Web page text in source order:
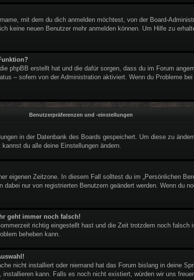
mit dem du dich anmelden möchtest, von der Board-
keine neuen Benutzer mehr anmelden können. Um Hilfe zu
phpBB erstellt hat und die dafür sorgen, dass du im Forum
– sofern von der Administration aktiviert. Wenn du Probleme
Benutzerpräferenzen und -einstellungen
in der Datenbank des Boards gespeichert. Um diese zu
du alle deine Einstellungen ändern.
eigenen Zeitzone. In diesem Fall solltest du im „Persönlichen
nur von registrierten Benutzern geändert werden. Wenn du
geht immer noch falsch!
richtig eingestellt hast und die Zeit trotzdem noch falsch
beheben kann.
nicht installiert oder niemand hat das Forum bislang in deine
kann. Falls es noch nicht existiert, würden wir uns